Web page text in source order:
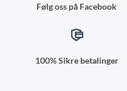
Følg oss på Facebook
100% Sikre betalinger